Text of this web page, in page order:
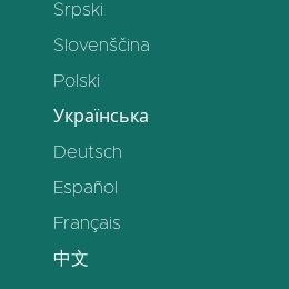
Srpski
Slovenščina
Polski
Українська
Deutsch
Español
Français
中文